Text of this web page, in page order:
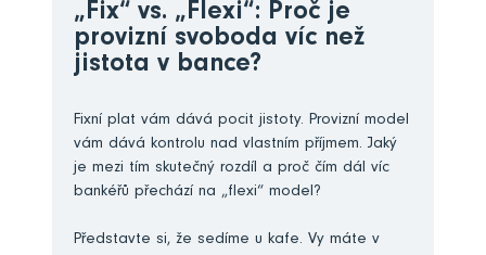
„Fix“ vs. „Flexi“: Proč je
provizní svoboda víc než
jistota v bance?
Fixní plat vám dává pocit jistoty. Provizní model
vám dává kontrolu nad vlastním příjmem. Jaký
je mezi tím skutečný rozdíl a proč čím dál víc
bankéřů přechází na „flexi“ model?
Představte si, že sedíme u kafe. Vy máte v